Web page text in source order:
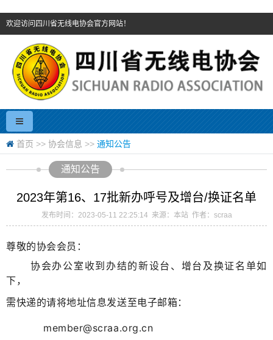
欢迎访问四川省无线电协会官方网站！
首页 >> 协会信息 >> 通知公告
通知公告
2023年第16、17批新办呼号及增台/换证名单
发布时间：2023-05-11 22:25:14 来源：本站 作者：scraa
尊敬的协会会员：
协会办公室收到办结的新设台、增台及换证名单如
下，
需快递的请将地址信息发送至电子邮箱：
member@scraa.org.cn